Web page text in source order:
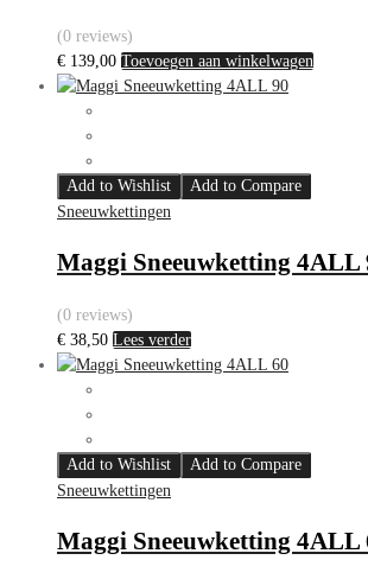
(0 reviews)
€ 139,00 Toevoegen aan winkelwagen
Add to Wishlist
Add to Compare
Sneeuwkettingen
Maggi Sneeuwketting 4ALL
(0 reviews)
€ 38,50 Lees verder
Add to Wishlist
Add to Compare
Sneeuwkettingen
Maggi Sneeuwketting 4ALL